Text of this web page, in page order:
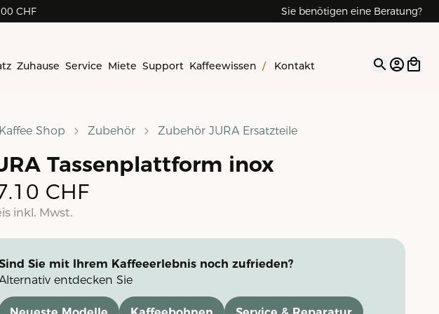
CHF Sie benötigen eine Beratung?
Zuhause Service Miete Support Kaffeewissen / Kontakt Open
Kaffee Shop Zubehör Zubehör JURA Ersatzteile
Tassenplattform inox
CHF
inkl. Mwst.
Sie mit Ihrem Kaffeeerlebnis noch zufrieden?
entdecken Sie